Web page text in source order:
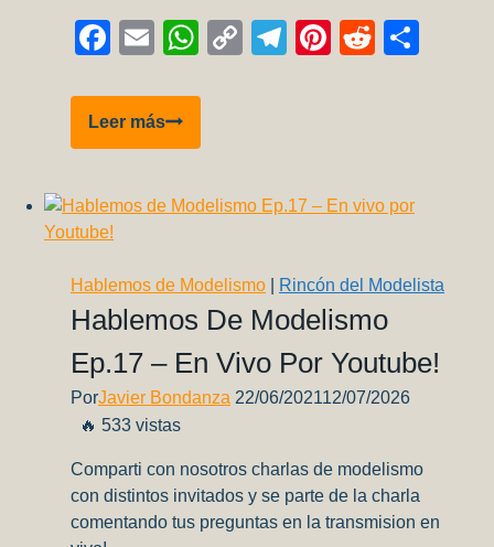
Facebook
EmailWhatsApp
CopyTelegram
Pinterest
Reddit
Leer másDassault
Rafale
–
Hablemos de Modelismo
Rincón del Modelista
Hablemos De Modelismo
Ep.17 – En Vivo Por Youtube!
PorJavier Bondanza 22/06/202112/07/2026
🔥 533 vistas
Comparti con nosotros charlas de modelismo
con distintos invitados y se parte de la charla
comentando tus preguntas en la transmision en